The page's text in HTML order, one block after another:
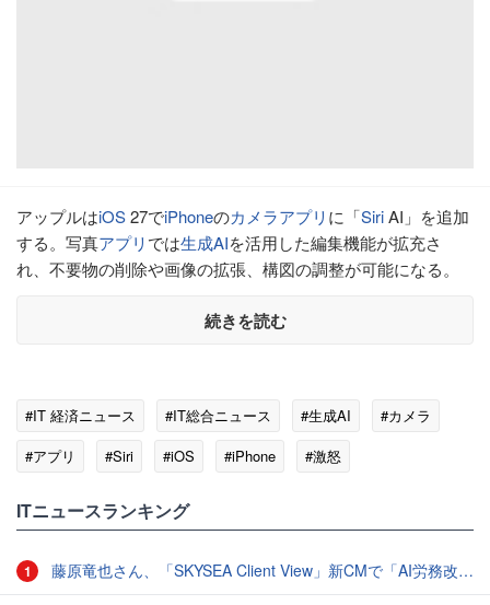
アップルはiOS27でiPhoneのカメラアプリ に「SiriAI」を追加
する。写真アプリ では生成AIを活用した編集機能が拡充さ
れ、不要物の削除や画像の拡張、構図の調整が可能になる。
続きを読む
#IT 経済ニュース #IT総合ニュース #生成AI
#カメラ
#アプリ
#Siri #iOS #iPhone #激怒
ITニュースランキング
1 藤原竜也さん、「SKYSEA Client View」新CMで「AI労務改善」をアピール 働き方をAIが分析したら「すぐに休んで」と言われる？